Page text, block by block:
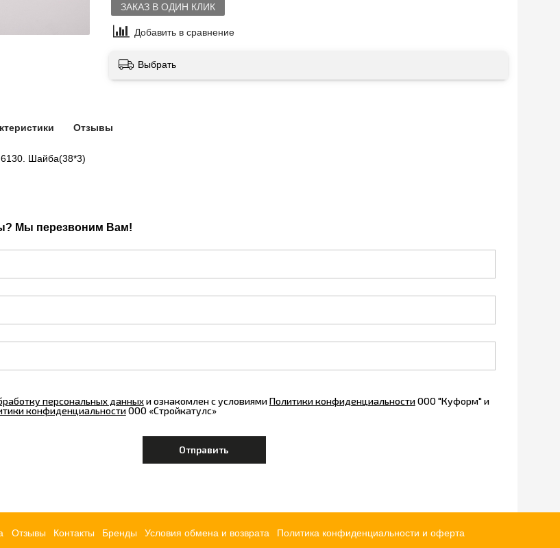
ЗАКАЗ В ОДИН КЛИК
Добавить в сравнение
Выбрать
Шайба(38*3)
Отзывы
Мы перезвоним Вам!
персональных данныхи ознакомлен с условиямиПолитики конфиденциальностиООО "Куформ" и
конфиденциальностиООО «Стройкатулс»
Отзывы Контакты Бренды Условия обмена и возврата Политика конфиденциальности и оферта